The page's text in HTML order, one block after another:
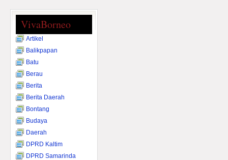
VivaBorneo
Artikel
Balikpapan
Batu
Berau
Berita
Berita Daerah
Bontang
Budaya
Daerah
DPRD Kaltim
DPRD Samarinda